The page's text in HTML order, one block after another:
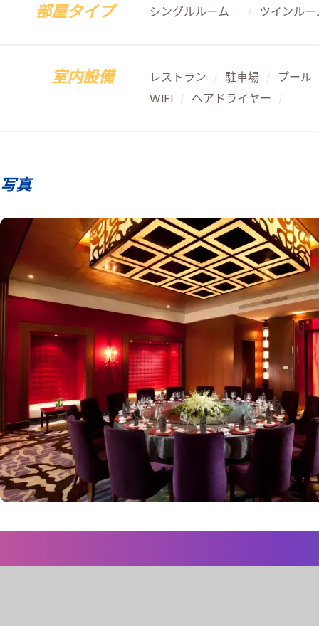
部屋タイプ シングルルーム / ツインル
室内設備 レストラン / 駐車場 /
プール
WIFI
/ ヘアドライヤー /
写真